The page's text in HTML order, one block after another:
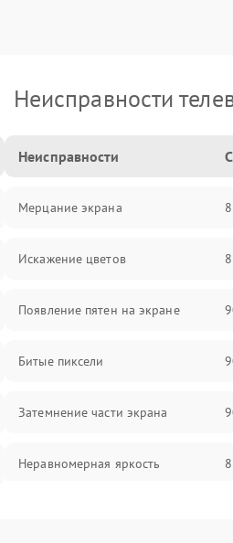
Неисправности
Неисправности
Мерцание экрана
Искажение цветов
Появление пятен на экране
Битые пиксели
Затемнение части экрана
Неравномерная яркость